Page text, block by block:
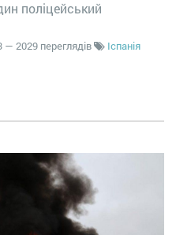
поліцейський
— 2029 переглядів
Іспанія